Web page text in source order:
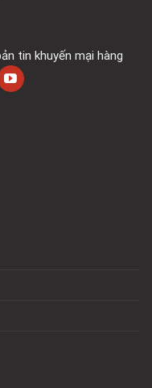
tin khuyến mại hàng